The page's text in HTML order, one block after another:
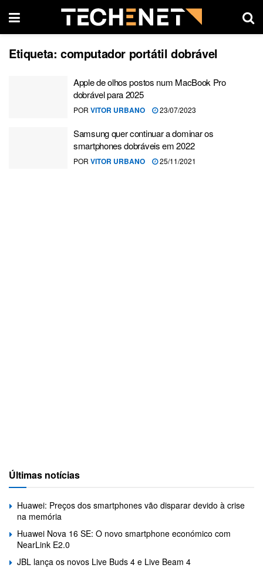
Etiqueta: computador portátil dobrável
Apple de olhos postos num MacBook Pro
dobrável para 2025
POR VITOR URBANO 23/07/2023
Samsung quer continuar a dominar os
smartphones dobráveis em 2022
POR VITOR URBANO 25/11/2021
Últimas notícias
Huawei: Preços dos smartphones vão disparar devido à crise
na memória
Huawei Nova 16 SE: O novo smartphone económico com
NearLink E2.0
JBL lança os novos Live Buds 4 e Live Beam 4